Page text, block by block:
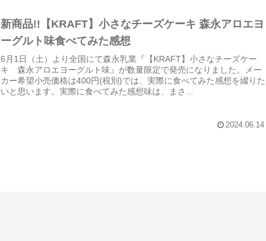
新商品!!【KRAFT】小さなチーズケーキ 森永アロエヨ
ーグルト味食べてみた感想
6月1日（土）より全国にて森永乳業『【KRAFT】小さなチーズケー
キ 森永アロエヨーグルト味』が数量限定で発売になりました。メー
カー希望小売価格は400円(税別)では、実際に食べてみた感想を綴りた
いと思います。実際に食べてみた感想味は、まさ...
2024.06.14